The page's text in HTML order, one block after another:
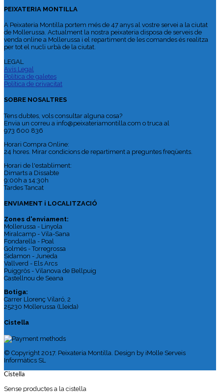
PEIXATERIA MONTILLA
A Peixateria Montilla portem més de 47 anys al vostre servei a la ciutat
de Mollerussa. Actualment la nostra peixateria disposa de serveis de
venda online a Mollerussa i el repartiment de les comandes és realitza
per tot el nucli urbà de la ciutat.
LEGAL
Avís Legal
Política de galetes
Política de privacitat
SOBRE NOSALTRES
Tens dubtes, vols consultar alguna cosa?
Envia un correu a info@peixateriamontilla.com o truca al
973 600 836
Horari Compra Online:
24 hores. Mirar condicions de repartiment a preguntes freqüents.
Horari de l'establiment:
Dimarts a Dissabte
9:00h a 14:30h
Tardes Tancat
ENVIAMENT i LOCALITZACIÓ
Zones d'enviament:
Mollerussa - Linyola
Miralcamp - Vila-Sana
Fondarella - Poal
Golmés - Torregrossa
Sidamon - Juneda
Vallverd - Els Arcs
Puiggròs - Vilanova de Bellpuig
Castellnou de Seana
Botiga:
Carrer Llorenç Vilaró, 2
25230 Mollerussa (Lleida)
Cistella
© Copyright 2017. Peixateria Montilla. Design by iMolle Serveis
Informàtics SL
Cistella
Sense productes a la cistella